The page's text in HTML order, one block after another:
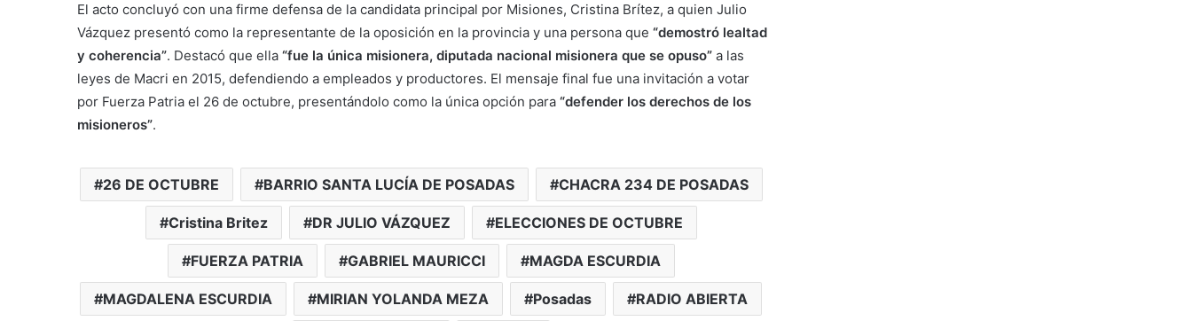
El acto concluyó con una firme defensa de la candidata principal por Misiones, Cristina Brítez, a quien Julio
Vázquez presentó como la representante de la oposición en la provincia y una persona que “demostró lealtad
y coherencia”. Destacó que ella “fue la única misionera, diputada nacional misionera que se opuso” a las
leyes de Macri en 2015, defendiendo a empleados y productores. El mensaje final fue una invitación a votar
por Fuerza Patria el 26 de octubre, presentándolo como la única opción para “defender los derechos de los
misioneros”.
26 DE OCTUBRE BARRIO SANTA LUCÍA DE POSADAS CHACRA 234 DE POSADAS
Cristina Britez DR JULIO VÁZQUEZ ELECCIONES DE OCTUBRE
FUERZA PATRIA GABRIEL MAURICCI MAGDA ESCURDIA
MAGDALENA ESCURDIA MIRIAN YOLANDA MEZA Posadas RADIO ABIERTA